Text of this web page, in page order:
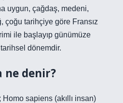
uygun, çağdaş, medeni,
çoğu tarihçiye göre Fransız
ile başlayıp günümüze
dönemdir.
ne denir?
sapiens (akıllı insan)